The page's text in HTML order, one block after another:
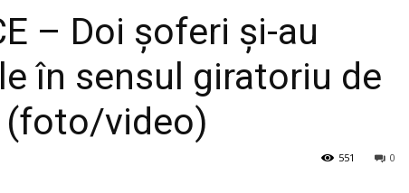
– Doi șoferi și-au
în sensul giratoriu de
(foto/video)
0
551